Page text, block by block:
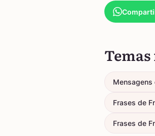
Mensagens
Frases de
Frases de